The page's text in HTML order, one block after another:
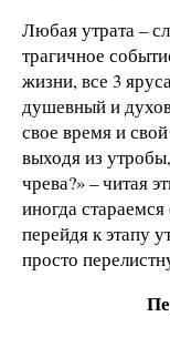
Любая утрата –
трагичное
жизни, все 3
душевный и
свое время и
выходя из
чрева?» – читая
иногда
перейдя к этапу
просто